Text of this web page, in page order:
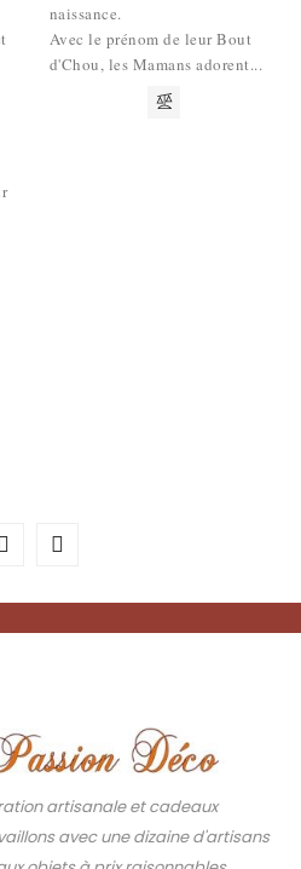
naissance.
Avec le prénom de leur Bout
d'Chou, les Mamans adorent...
artisanale et cadeaux
avec une dizaine d'artisans